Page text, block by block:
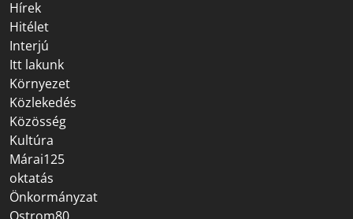
Hírek
Hitélet
Interjú
Itt lakunk
Környezet
Közlekedés
Közösség
Kultúra
Márai125
oktatás
Önkormányzat